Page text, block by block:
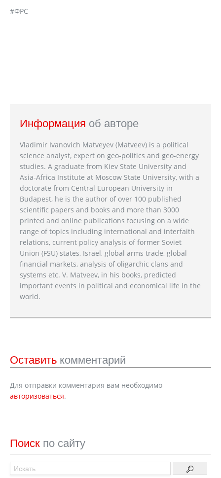
#ФРС
Информация об авторе
Vladimir Ivanovich Matveyev (Matveev) is a political
science analyst, expert on geo-politics and geo-energy
studies. A graduate from Kiev State University and
Asia-Africa Institute at Moscow State University, with a
doctorate from Central European University in
Budapest, he is the author of over 100 published
scientific papers and books and more than 3000
printed and online publications focusing on a wide
range of topics including international and interfaith
relations, current policy analysis of former Soviet
Union (FSU) states, Israel, global arms trade, global
financial markets, analysis of oligarchic clans and
systems etc. V. Matveev, in his books, predicted
important events in political and economical life in the
world.
Оставить комментарий
Для отправки комментария вам необходимо
авторизоваться.
Поиск по сайту